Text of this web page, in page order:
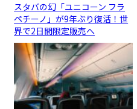
スタバの幻「ユニコーン フラ
ペチーノ」が9年ぶり復活！世
界で2日間限定販売へ